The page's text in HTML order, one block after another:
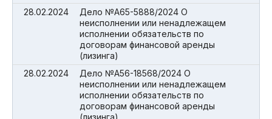
28.02.2024
Дело №А65-5888/2024 О
неисполнении или ненадлежащем
исполнении обязательств по
договорам финансовой аренды
(лизинга)
28.02.2024
Дело №А56-18568/2024 О
неисполнении или ненадлежащем
исполнении обязательств по
договорам финансовой аренды
(лизинга)